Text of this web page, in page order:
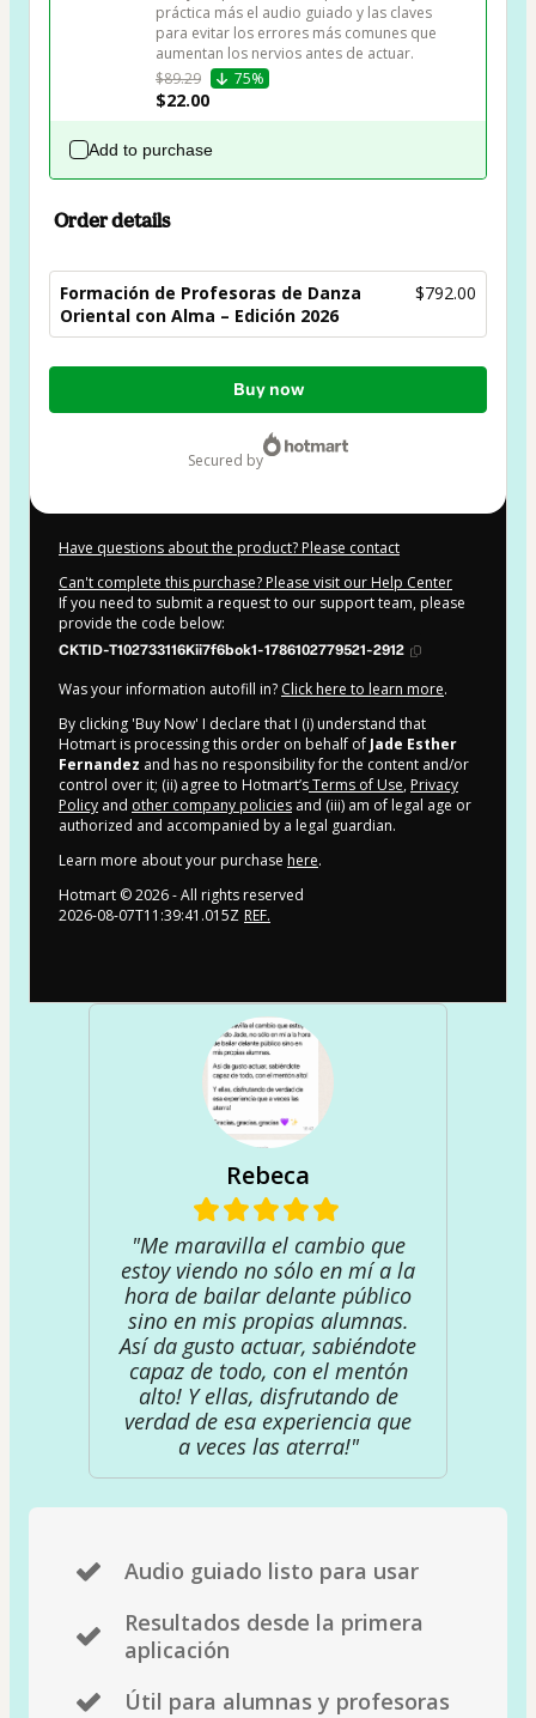
práctica más el audio guiado y las claves
para evitar los errores más comunes que
aumentan los nervios antes de actuar.
$89.29
75%
$22.00
Add to purchase
Order details
Formación de Profesoras de Danza
Oriental con Alma – Edición 2026
$792.00
Total
Buy now
secured by
Have questions about the product? Please contact
Can't complete this purchase? Please visit our Help Center
If you need to submit a request to our support team, please
provide the code below:
CKTID-T102733116Kii7f6bok1-1786102779521-2912
Was your information autofill in? Click here to learn more.
By clicking 'Buy Now' I declare that I (i) understand that
Hotmart is processing this order on behalf of Jade Esther
Fernandez and has no responsibility for the content and/or
control over it; (ii) agree to Hotmart’sTerms of Use, Privacy
Policy and other company policies and (iii) am of legal age or
authorized and accompanied by a legal guardian.
Learn more about your purchase here.
Hotmart ©2026- All rights reserved
2026-08-07T11:39:41.015Z REF.
Rebeca
"Me maravilla el cambio que
estoy viendo no sólo en mí a la
hora de bailar delante público
sino en mis propias alumnas.
Así da gusto actuar, sabiéndote
capaz de todo, con el mentón
alto! Y ellas, disfrutando de
verdad de esa experiencia que
a veces las aterra!"
Audio guiado listo para usar
Resultados desde la primera
aplicación
Útil para alumnas y profesoras